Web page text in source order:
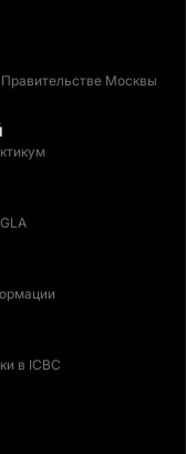
Москвы
в ICBC